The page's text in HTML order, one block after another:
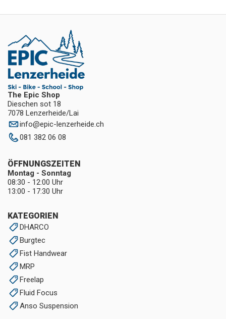
The Epic Shop
Dieschen sot 18
7078 Lenzerheide/Lai
info@epic-lenzerheide.ch
081 382 06 08
KATEGORIEN
DHARCO
Burgtec
Fist Handwear
MRP
Freelap
Fluid Focus
Anso Suspension
ÖFFNUNGSZEITEN
Montag - Sonntag
08:30 - 12:00 Uhr
13:00 - 17:30 Uhr